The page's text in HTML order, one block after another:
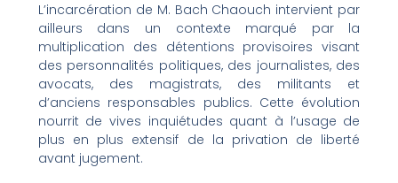
L’incarcération de M. Bach Chaouch intervient par
ailleurs dans un contexte marqué par la
multiplication des détentions provisoires visant
des personnalités politiques, des journalistes, des
avocats, des magistrats, des militants et
d’anciens responsables publics. Cette évolution
nourrit de vives inquiétudes quant à l’usage de
plus en plus extensif de la privation de liberté
avant jugement.